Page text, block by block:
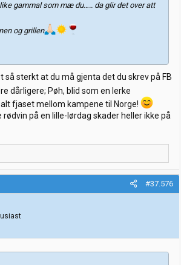
gammal som mæ du….. da glir det over att
og grillen
så sterkt at du må gjenta det du skrev på FB
dårligere; Pøh, blid som en lerke
fjaset mellom kampene til Norge!
på en lille-lørdag skader heller ikke på
#37.576